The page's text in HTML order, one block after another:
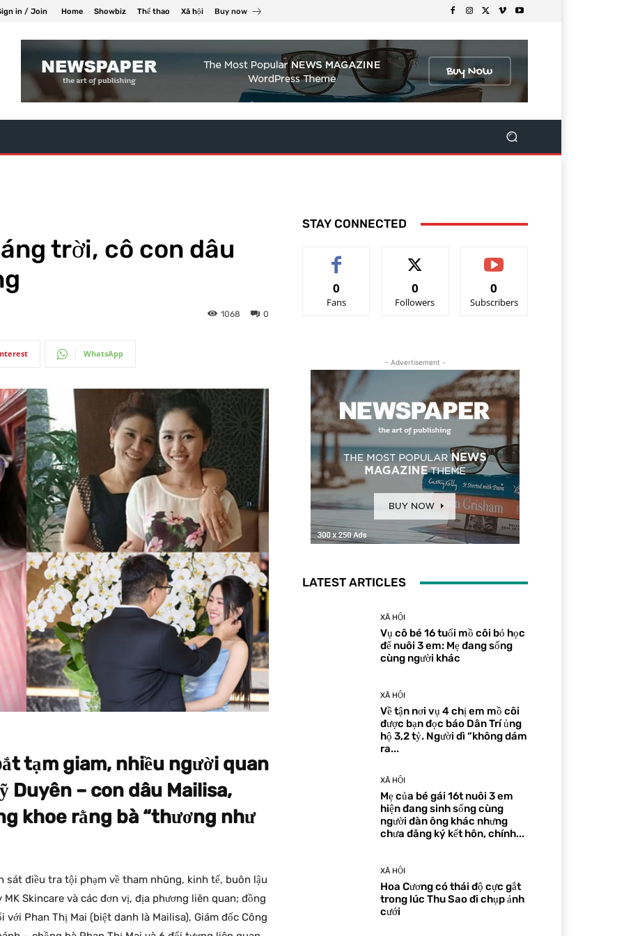
in / Join Home Showbiz Thể thao Xã hội Buy now
trời, cô con dâu
0
1068
WhatsApp
tạm giam, nhiều người quan
Duyên – con dâu Mailisa,
khoe rằng bà “thương như
sát điều tra tội phạm về tham nhũng, kinh tế, buôn lậu
Skincare và các đơn vị, địa phương liên quan; đồng
Phan Thị Mai (biệt danh là Mailisa), Giám đốc Công
STAY CONNECTED
0
Fans
0
Followers
0
Subscribers
- Advertisement -
LATEST ARTICLES
XÃ HỘI
Vụ cô bé 16 tuổi mồ côi bỏ học
để nuôi 3 em: Mẹ đang sống
cùng người khác
XÃ HỘI
Về tận nơi vụ 4 chị em mồ côi
được bạn đọc báo Dân Trí ủng
hộ 3,2 tỷ. Người dì “không dám
ra...
XÃ HỘI
Mẹ của bé gái 16t nuôi 3 em
hiện đang sinh sống cùng
người đàn ông khác nhưng
chưa đăng ký kết hôn, chính...
XÃ HỘI
Hoa Cương có thái độ cực gắt
trong lúc Thu Sao đi chụp ảnh
cưới